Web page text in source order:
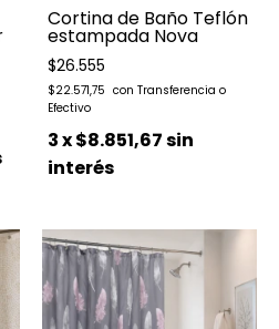
Cortina de Baño Teflón
estampada Nova
$26.555
$22.571,75
3x$8.851,67sin
interés